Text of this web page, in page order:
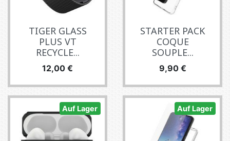
TIGER GLASS
PLUS VT
RECYCLE...
Preis
12,00 €
STARTER PACK
COQUE
SOUPLE...
Preis
9,90 €
Auf Lager Auf Lager